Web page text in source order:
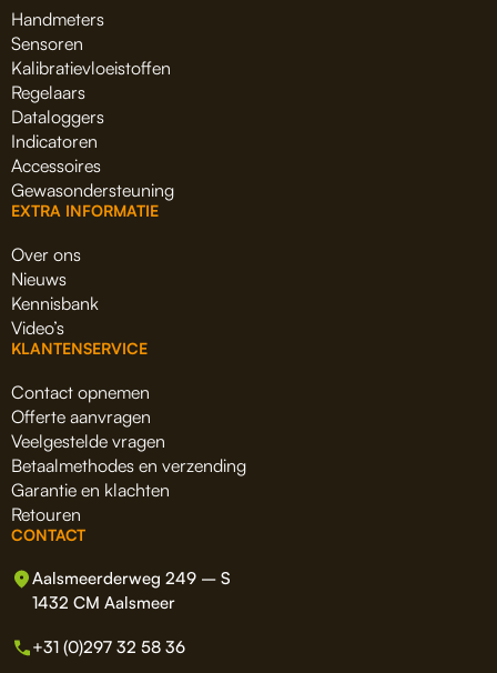
Handmeters
Sensoren
Kalibratievloeistoffen
Regelaars
Dataloggers
Indicatoren
Accessoires
Gewasondersteuning
EXTRA INFORMATIE
Over ons
Nieuws
Kennisbank
Video’s
KLANTENSERVICE
Contact opnemen
Offerte aanvragen
Veelgestelde vragen
Betaalmethodes en verzending
Garantie en klachten
Retouren
CONTACT
Aalsmeerderweg 249 – S
1432 CM Aalsmeer
+31 (0)297 32 58 36